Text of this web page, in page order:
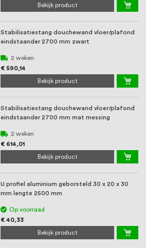
Bekijk product
Stabilisatiestang douchewand vloer/plafond
eindstaander 2700 mm zwart
2 weken
€ 590,14
Bekijk product
Stabilisatiestang douchewand vloer/plafond
eindstaander 2700 mm mat messing
2 weken
€ 614,01
Bekijk product
U profiel aluminium geborsteld 30 x 20 x 30
mm lengte 2500 mm
Op voorraad
€ 40,33
Bekijk product